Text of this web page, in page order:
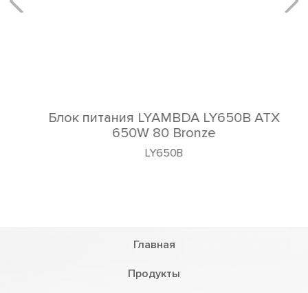
Блок питания LYAMBDA LY650B ATX
650W 80 Bronze
LY650B
Главная
Продукты